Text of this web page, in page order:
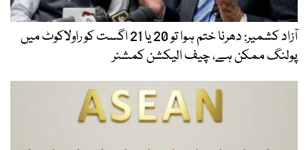
آزاد کشمیر: دھرنا ختم ہوا تو 20 یا 21 اگست کو راولاکوٹ میں
پولنگ ممکن ہے، چیف الیکشن کمشنر